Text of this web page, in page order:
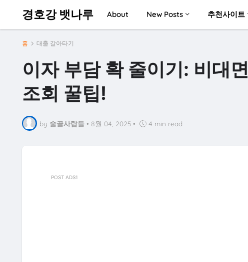
경호강 뱃나루 About New Posts 추천사이트
홈 대출 갈아타기
이자 부담 확 줄이기: 비대
조회 꿀팁!
by 술골사람들 • 8월 04, 2025 • 4 min read
POST ADS1